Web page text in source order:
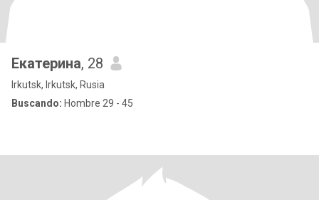
Екатерина, 28
Irkutsk, Irkutsk, Rusia
Buscando: Hombre 29 - 45